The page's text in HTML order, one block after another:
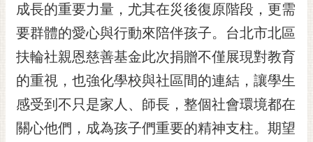
訂
閱
電
子
報
市
民
信
成長的重要力量，尤其在災後復原階段，更需
要群體的愛心與行動來陪伴孩子。台北市北區
扶輪社親恩慈善基金此次捐贈不僅展現對教育
的重視，也強化學校與社區間的連結，讓學生
感受到不只是家人、師長，整個社會環境都在
關心他們，成為孩子們重要的精神支柱。期望